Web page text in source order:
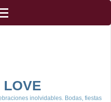
LOVE
inolvidables. Bodas, fiestas